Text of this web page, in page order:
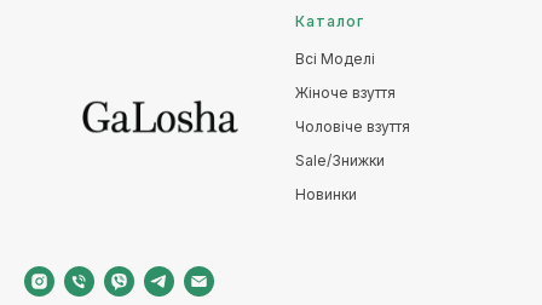
Каталог
Всі Моделі
Жіноче взуття
Чоловіче взуття
Sale/Знижки
Новинки